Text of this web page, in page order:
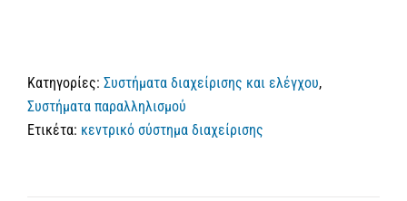
Κατηγορίες: Συστήματα διαχείρισης και ελέγχου,
Συστήματα παραλληλισμού
Ετικέτα: κεντρικό σύστημα διαχείρισης